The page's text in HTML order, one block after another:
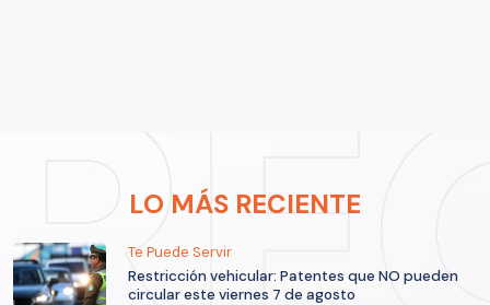
LO MÁS RECIENTE
Te Puede Servir
Restricción vehicular: Patentes que NO pueden
circular este viernes 7 de agosto